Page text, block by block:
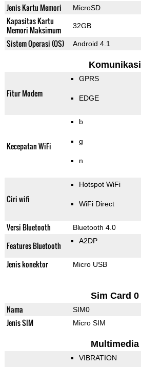
Jenis Kartu Memori MicroSD
Kapasitas Kartu
Memori Maksimum
32GB
Sistem Operasi (OS) Android 4.1
Komunikasi
Fitur Modem
GPRS
EDGE
Kecepatan WiFi
b
g
n
Ciri wifi
Hotspot WiFi
WiFi Direct
Versi Bluetooth Bluetooth 4.0
Features Bluetooth A2DP
Jenis konektor Micro USB
Sim Card 0
Nama SIM0
Jenis SIM Micro SIM
Multimedia
VIBRATION